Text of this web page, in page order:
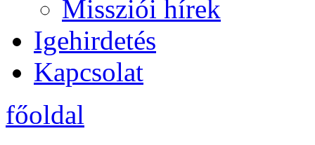
Missziói hírek
Igehirdetés
Kapcsolat
főoldal